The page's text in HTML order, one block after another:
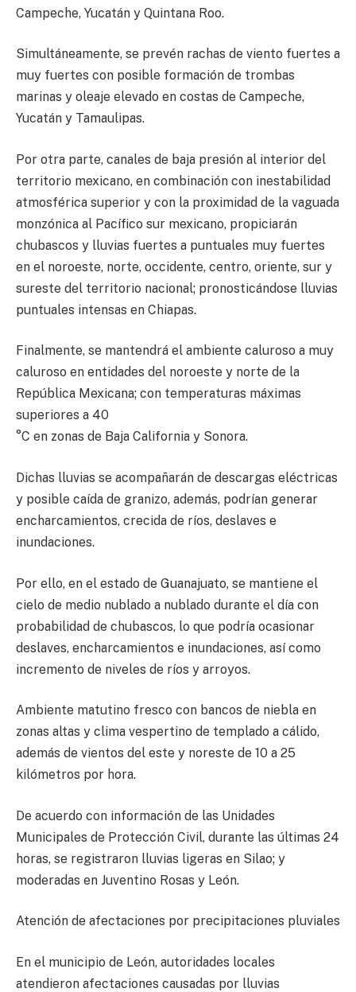
Campeche, Yucatán y Quintana Roo.
Simultáneamente, se prevén rachas de viento fuertes a
muy fuertes con posible formación de trombas
marinas y oleaje elevado en costas de Campeche,
Yucatán y Tamaulipas.
Por otra parte, canales de baja presión al interior del
territorio mexicano, en combinación con inestabilidad
atmosférica superior y con la proximidad de la vaguada
monzónica al Pacífico sur mexicano, propiciarán
chubascos y lluvias fuertes a puntuales muy fuertes
en el noroeste, norte, occidente, centro, oriente, sur y
sureste del territorio nacional; pronosticándose lluvias
puntuales intensas en Chiapas.
Finalmente, se mantendrá el ambiente caluroso a muy
caluroso en entidades del noroeste y norte de la
República Mexicana; con temperaturas máximas
superiores a 40
°C en zonas de Baja California y Sonora.
Dichas lluvias se acompañarán de descargas eléctricas
y posible caída de granizo, además, podrían generar
encharcamientos, crecida de ríos, deslaves e
inundaciones.
Por ello, en el estado de Guanajuato, se mantiene el
cielo de medio nublado a nublado durante el día con
probabilidad de chubascos, lo que podría ocasionar
deslaves, encharcamientos e inundaciones, así como
incremento de niveles de ríos y arroyos.
Ambiente matutino fresco con bancos de niebla en
zonas altas y clima vespertino de templado a cálido,
además de vientos del este y noreste de 10 a 25
kilómetros por hora.
De acuerdo con información de las Unidades
Municipales de Protección Civil, durante las últimas 24
horas, se registraron lluvias ligeras en Silao; y
moderadas en Juventino Rosas y León.
Atención de afectaciones por precipitaciones pluviales
En el municipio de León, autoridades locales
atendieron afectaciones causadas por lluvias